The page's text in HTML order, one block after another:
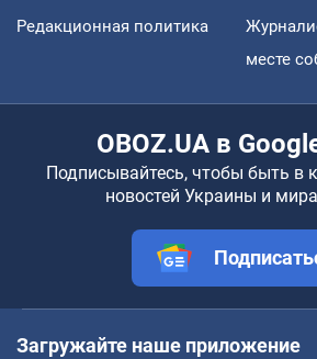
Редакционная политика
месте
OBOZ.UA в
Подписывайтесь, чтобы быть в
новостей Украины и
Загружайте наше приложение